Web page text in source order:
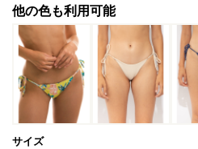
他の色も利用可能
サイズ